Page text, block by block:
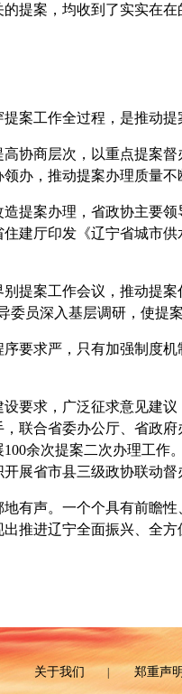
案，均收到了实实在在
工作全过程，是推动提
商层次，以重点提案督
办，推动提案办理质量不
案办理，省政协主要领
建厅印发《辽宁省城市
案工作会议，推动提案
委员深入基层调研，使提
求严，只有加强制度机
求，广泛征求意见建议
联合省委办公厅、省政
余次提案二次办理工
展省市县三级政协联动督
声。一个个具有前瞻性
推进辽宁全面振兴、全方
关于我们 郑重声明